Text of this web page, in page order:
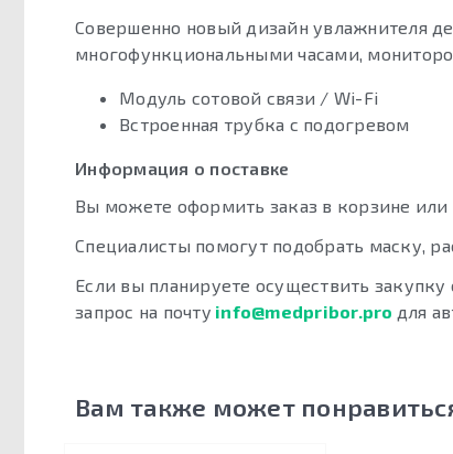
Совершенно новый дизайн увлажнителя
многофункциональными часами,
Модуль сотовой связи / Wi-Fi
Встроенная трубка с подогревом
Информация о поставке
Вы можете оформить заказ в корзине
Специалисты помогут подобрать маску,
Если вы планируете осуществить
запрос на почту info@medpribor.pro для
Вам также может